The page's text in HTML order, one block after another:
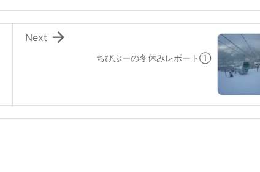
ちびぶーの冬休みレポート①

Next